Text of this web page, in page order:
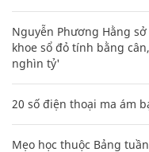
Nguyễn Phương Hằng
khoe sổ đỏ tính bằng
nghìn tỷ'
20 số điện thoại ma ám
Mẹo học thuộc Bảng